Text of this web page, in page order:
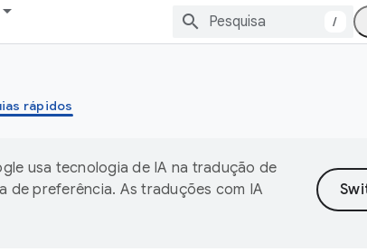
/
rápidos
usa tecnologia de IA na tradução de
de preferência. As traduções com IA